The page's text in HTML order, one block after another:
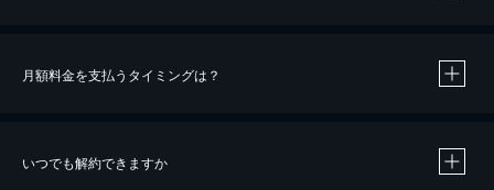
※40％ポイント還元の対象は、クレジットカード決済による作品の購入 / レンタルです。
月額料金を支払うタイミングは？
いつでも解約できますか